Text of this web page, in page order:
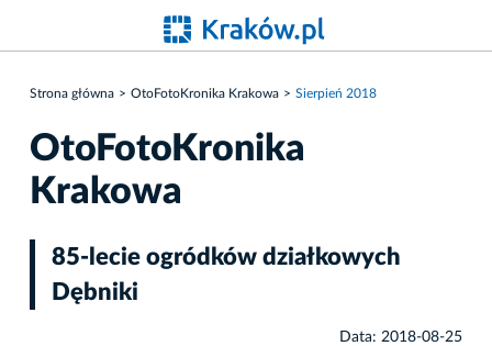
Strona główna OtoFotoKronika Krakowa Sierpień 2018
OtoFotoKronika
Krakowa
85-lecie ogródków działkowych
Dębniki
Data: 2018-08-25